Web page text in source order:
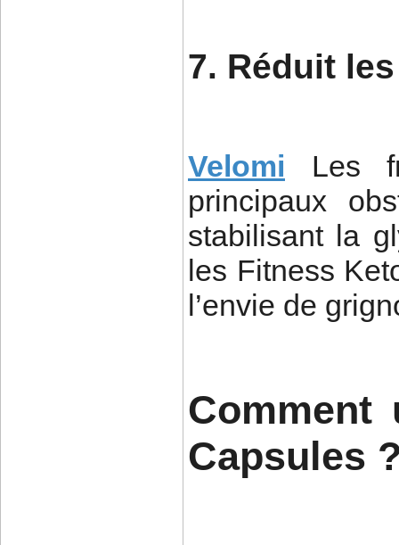
7. Réduit
Velomi
Les
principaux
stabilisant la
les Fitness
l’envie de
Capsules